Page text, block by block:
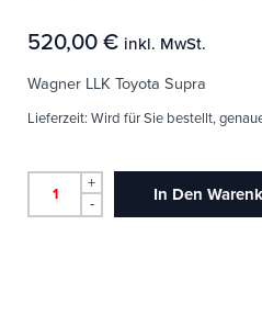
520,00 € inkl. MwSt.
Wagner LLK Toyota Supra
Lieferzeit: Wird für Sie bestellt,
+
-
In Den